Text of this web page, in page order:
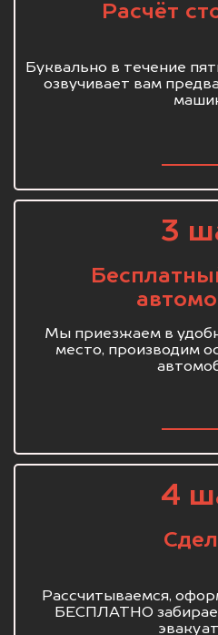
Расчёт
Буквально в течение
озвучивает вам
3
Мы приезжаем в
место, производим
4
Рассчитываемся,
БЕСПЛАТНО